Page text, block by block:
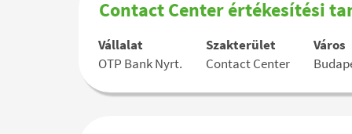
tartalmának
megtekintéséhez.
Pozíció
Contact Center értékesítési
Vállalat
OTP Bank Nyrt.
Szakterület
Contact Center
Város
Jelölje
a
szóköz
az